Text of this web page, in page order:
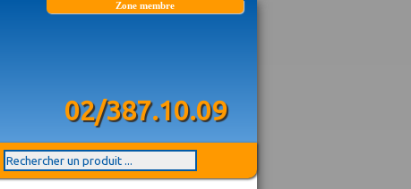
Zone membre
02/387.10.09